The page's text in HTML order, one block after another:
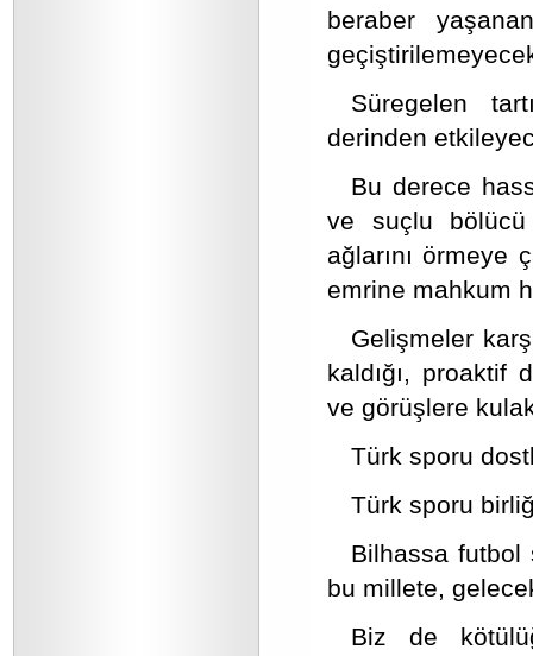
beraber
Süregelen
derinden
Bu derece
ve suçlu
ağlarını örmeye
emrine mahkum
Gelişmeler
kaldığı, proaktif
ve görüşlere
Türk sporu
Türk sporu
Bilhassa futbol
bu millete,
Biz de